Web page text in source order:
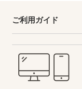
ご利用ガイド